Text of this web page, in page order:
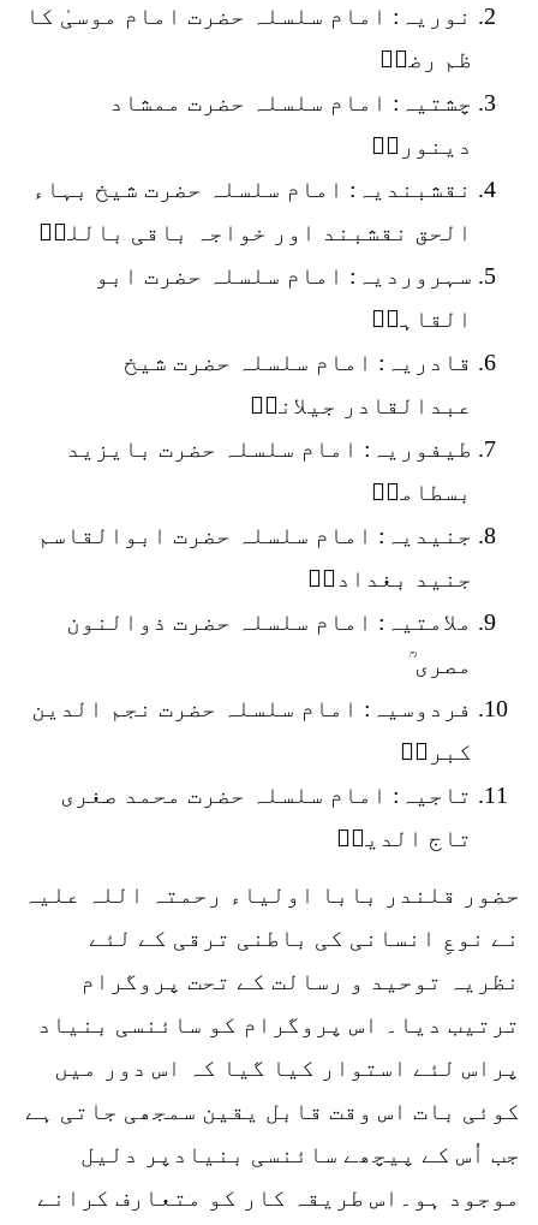
نوریہ: امام سلسلہ حضرت امام موسیٰ کا
ظم رضاؒ
چشتیہ: امام سلسلہ حضرت ممشاد
دینوریؒ
نقشبندیہ: امام سلسلہ حضرت شیخ بہاء
الحق نقشبند اور خواجہ باقی باللہؒ
سہروردیہ: امام سلسلہ حضرت ابو
القاہرؒ
قادریہ: امام سلسلہ حضرت شیخ
عبدالقادر جیلانیؒ
طیفوریہ: امام سلسلہ حضرت بایزید
بسطامیؒ
جنیدیہ: امام سلسلہ حضرت ابوالقاسم
جنید بغدادیؒ
ملامتیہ: امام سلسلہ حضرت ذوالنون
مصری ؒ
فردوسیہ: امام سلسلہ حضرت نجم الدین
کبریؒ
تاجیہ: امام سلسلہ حضرت محمد صغری
تاج الدینؒ
حضور قلندر بابا اولیاء رحمتہ اللہ علیہ
نے نوعِ انسانی کی باطنی ترقی کے لئے
نظریہ توحید و رسالت کے تحت پروگرام
ترتیب دیا۔ اس پروگرام کو سائنسی بنیاد
پراس لئے استوار کیا گیا کہ اس دور میں
کوئی بات اس وقت قابل یقین سمجھی جاتی ہے
جب اُس کے پیچھے سائنسی بنیادپر دلیل
موجود ہو۔اس طریقہ کار کو متعارف کرانے